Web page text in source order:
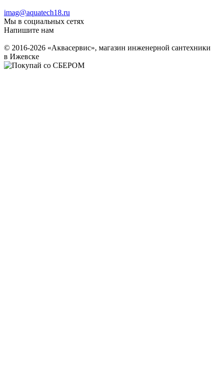
imag@aquatech18.ru
Мы в социальных сетях
Напишите нам
© 2016-2026 «Аквасервис», магазин инженерной сантехники
в Ижевске